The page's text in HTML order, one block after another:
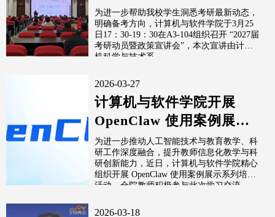
件学院开展2027届考研动
员暨政...
为进一步帮助我校学生洞悉考研最新动态，
明确备考方向，计算机与软件学院于3月25
日17：30-19：30在A3-104组织召开 “2027届
考研动员暨政策宣讲会”，本次宣讲由计算
机科学与技术系...
2026-03-27
计算机与软件学院开展
OpenClaw 使用案例展示
培训 赋能教师教学科研提
质增效
为进一步推动人工智能技术与教育教学、科
研工作深度融合，提升教师信息化教学与科
研创新能力，近日，计算机与软件学院精心
组织开展 OpenClaw 使用案例展示系列培训
活动，全院教师积极参与此次学习交流。
2026-03-18